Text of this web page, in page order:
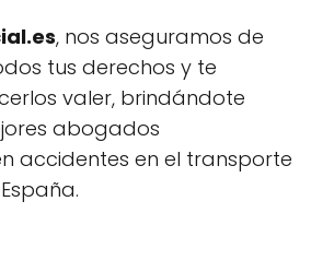
, nos aseguramos de
tus derechos y te
valer, brindándote
abogados
accidentes en el transporte